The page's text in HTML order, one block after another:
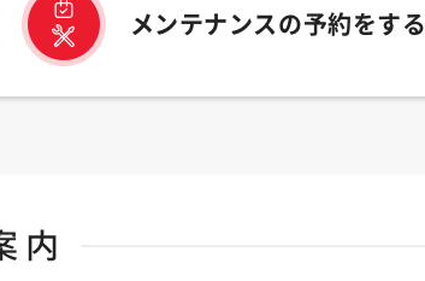
メンテナンスの予約をする